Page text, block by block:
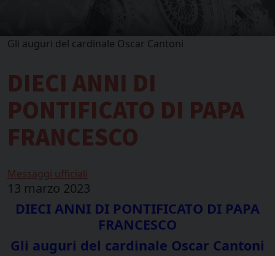
Gli auguri del cardinale Oscar Cantoni
DIECI ANNI DI
PONTIFICATO DI PAPA
FRANCESCO
Messaggi ufficiali
13 marzo 2023
DIECI ANNI DI PONTIFICATO DI PAPA
FRANCESCO
Gli auguri del cardinale Oscar Cantoni